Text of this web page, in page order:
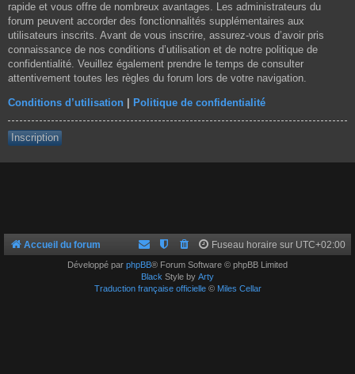
rapide et vous offre de nombreux avantages. Les administrateurs du
forum peuvent accorder des fonctionnalités supplémentaires aux
utilisateurs inscrits. Avant de vous inscrire, assurez-vous d’avoir pris
connaissance de nos conditions d’utilisation et de notre politique de
confidentialité. Veuillez également prendre le temps de consulter
attentivement toutes les règles du forum lors de votre navigation.
Conditions d’utilisation Politique de confidentialité
Inscription
Accueil du forum Fuseau horaire sur UTC+02:00
Développé par phpBB® Forum Software © phpBB Limited
Black Style by Arty
Traduction française officielle© Miles Cellar